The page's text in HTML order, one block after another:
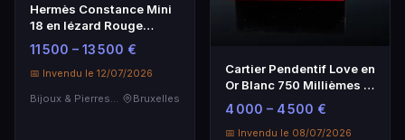
Hermès Constance Mini
18 en lézard Rouge
Exotic - Luxe intemporel
11 500 – 13 500 €
📅 Invendu le 12/07/2026
Bruxelles
Cartier Pendentif Love en
Or Blanc 750 Millièmes -
Élégance et Luxe
4 000 – 4 500 €
📅 Invendu le 08/07/2026